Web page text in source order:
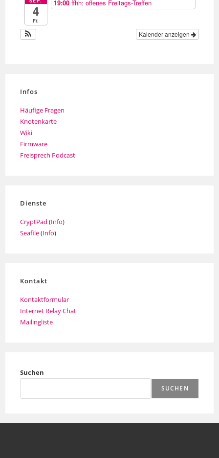
4
Fr.
19:00 ffhh: offenes Freitags-Treffen
Kalender anzeigen
Infos
Häufige Fragen
Knotenkarte
Wiki
Firmware
Freisprech Podcast
Dienste
CryptPad (Info)
Seafile(Info)
Kontakt
Kontaktformular
Internet Relay Chat
Mailingliste
Suchen
SUCHEN